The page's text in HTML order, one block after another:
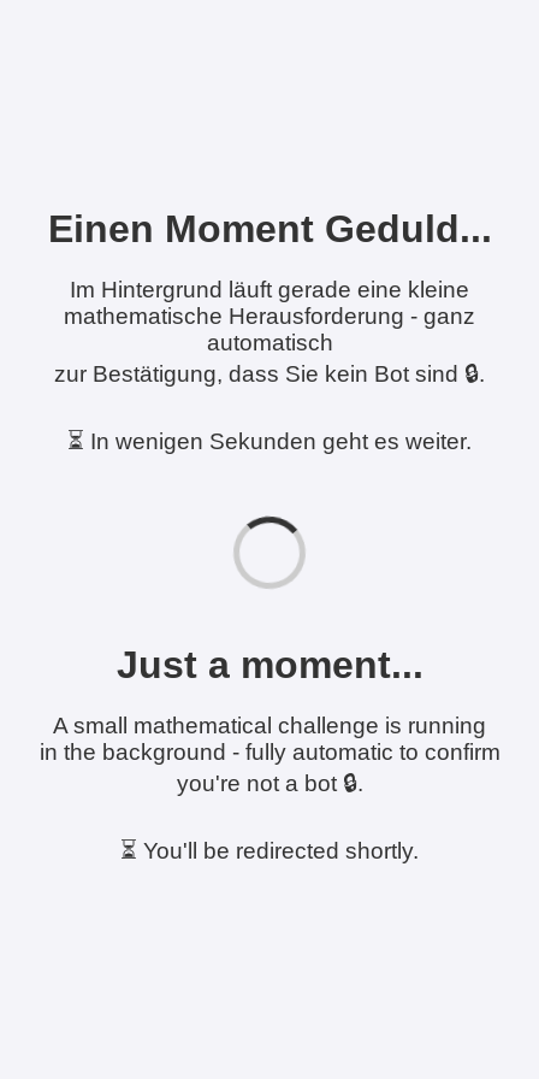
Einen Moment Geduld...
Im Hintergrund läuft gerade eine kleine
mathematische Herausforderung - ganz
automatisch
zur Bestätigung, dass Sie kein Bot sind 🔒.
⏳ In wenigen Sekunden geht es weiter.
Just a moment...
A small mathematical challenge is running
in the background - fully automatic to confirm
you're not a bot 🔒.
⏳ You'll be redirected shortly.